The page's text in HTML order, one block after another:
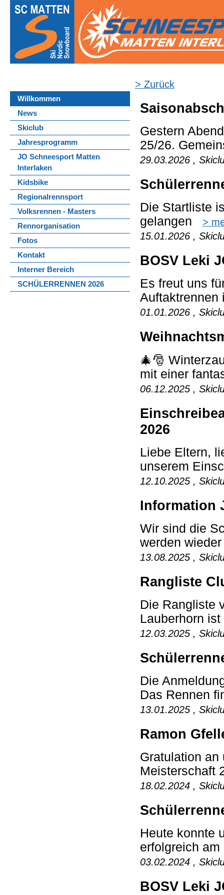
Willkommen
News
Skiclub
Jahresprogramm
JO Schneesport Matten
Interlaken
Kidsbike
Regionalrennsport
Volksrennen - Masters
Rennorganisation
Fotos
Kontakt
Interner Bereich
SCHÜLERRENNEN 2026
> Zurück
Gestern
25/26.
29.03.2026 ,
Die Startliste
gelangen
>
15.01.2026 ,
BOSV Leki
Es freut uns
Auftaktrennen
01.01.2026 ,
🎄🎅
mit einer
06.12.2025 ,
2026
Liebe Eltern,
unserem
12.10.2025 ,
Information
Wir sind die
werden
13.08.2025 ,
Rangliste
Die Rangliste
Lauberhorn
12.03.2025 ,
Die
Das Rennen
13.01.2025 ,
Ramon
Gratulation an
Meisterschaft
18.02.2024 ,
Heute konnte
erfolgreich
03.02.2024 ,
BOSV Leki